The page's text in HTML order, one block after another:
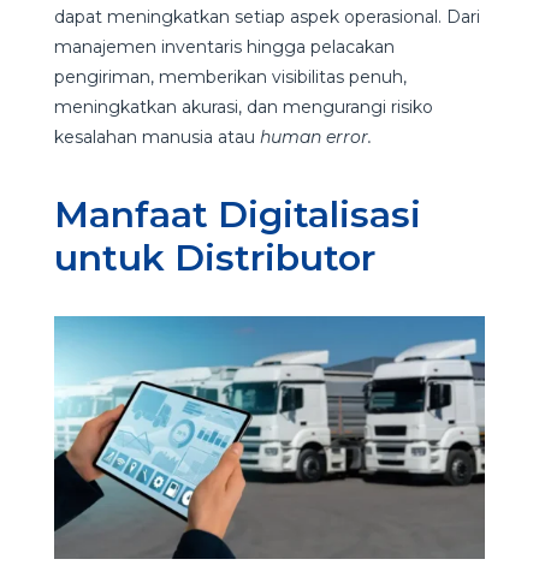
dapat meningkatkan setiap aspek operasional. Dari
manajemen inventaris hingga pelacakan
pengiriman, memberikan visibilitas penuh,
meningkatkan akurasi, dan mengurangi risiko
kesalahan manusia atau human error.
Manfaat Digitalisasi
untuk Distributor